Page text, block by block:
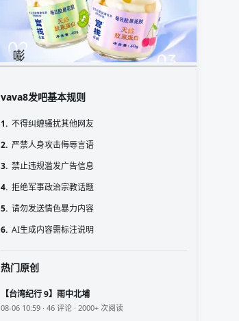
vava8发吧基本规则
1. 不得纠缠骚扰其他网友
2. 严禁人身攻击侮辱言语
3. 禁止违规滥发广告信息
4. 拒绝军事政治宗教话题
5. 请勿发送情色暴力内容
6. AI生成内容需标注说明
热门原创
【台湾纪行 9】雨中北埔
08-06 10:59 · 46 评论 · 2000+ 次阅读